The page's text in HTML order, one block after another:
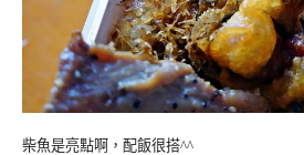
柴魚是亮點啊，配飯很搭^^